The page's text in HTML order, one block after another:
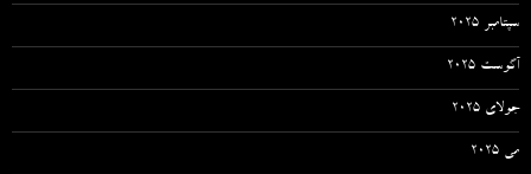
سپتامبر 2025
آگوست 2025
جولای 2025
می 2025